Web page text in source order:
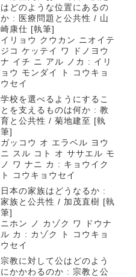
はどのような位置にあるの
か : 医療問題と公共性 / 山
崎康仕 [執筆]
イリョウ クウカン ニオイテ
ジコ ケッテイ ワ ドノヨウ
ナ イチ ニ アル ノカ : イリ
ョウ モンダイ ト コウキョ
ウセイ
学校を選べるようにするこ
とを支えるものは何か : 教
育と公共性 / 菊地建至 [執
筆]
ガッコウ オ エラベル ヨウ
ニ スル コト オ ササエル モ
ノ ワ ナニ カ : キョウイク
ト コウキョウセイ
日本の家族はどうなるか :
家族と公共性 / 加茂直樹 [執
筆]
ニホン ノ カゾク ワ ドウナ
ル カ : カゾク ト コウキョ
ウセイ
宗教に対して公はどのよう
にかかわるのか : 宗教と公